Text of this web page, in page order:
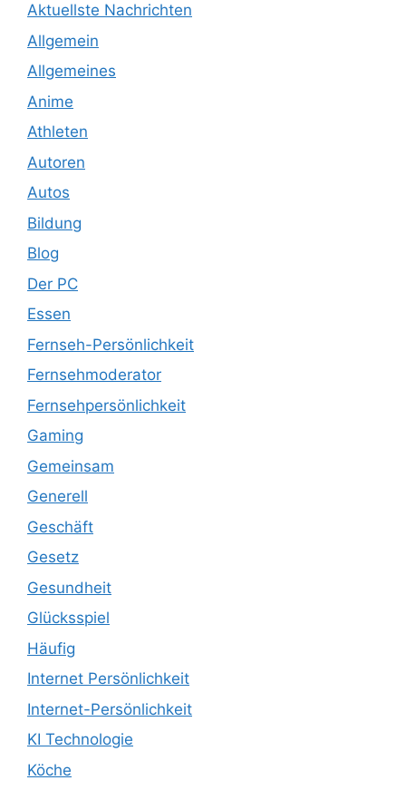
Aktuellste Nachrichten
Allgemein
Allgemeines
Anime
Athleten
Autoren
Autos
Bildung
Blog
Der PC
Essen
Fernseh-Persönlichkeit
Fernsehmoderator
Fernsehpersönlichkeit
Gaming
Gemeinsam
Generell
Geschäft
Gesetz
Gesundheit
Glücksspiel
Häufig
Internet Persönlichkeit
Internet-Persönlichkeit
KI Technologie
Köche